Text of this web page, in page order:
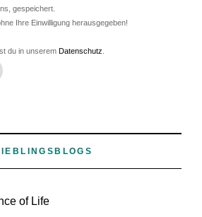
gespeichert.
Ihre Einwilligung herausgegeben!
du in unserem Datenschutz
of Life